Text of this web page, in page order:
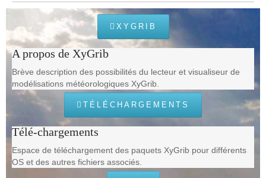
XYGRIB
A propos de XyGrib
Brève description des possibilités du lecteur et visualiseur de
modélisations météorologiques XyGrib.
TÉLÉCHARGEMENTS
Télé-chargements
Espace de téléchargement des paquets XyGrib pour différents
OS et des autres fichiers associés.